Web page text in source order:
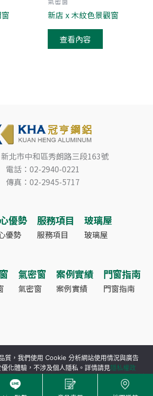
新店 x 木紋色景觀窗
查看內容
北市中和區秀朗路三段163號
電話：02-2940-0221
傳真：02-2945-5717
優勢
優勢
服務項目
服務項目
玻璃屋
玻璃屋
氣密窗
氣密窗
案例實績
案例實績
門窗指南
門窗指南
Copyright © 2026 冠亨鋼鋁
質，我們使用 Cookie 分析網站使用情況與廣告
化體驗，不涉及個人隱私。詳情請見隱私權政